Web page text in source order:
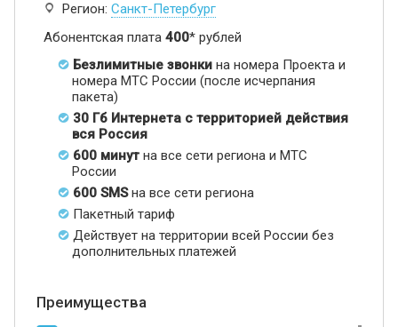
Регион: Санкт-Петербург
Абонентская плата 400* рублей
Безлимитные звонки на номера Проекта и
номера МТС России (после исчерпания
пакета)
30 Гб Интернета с территорией действия
вся Россия
600 минут на все сети региона и МТС
России
600 SMSна все сети региона
Пакетный тариф
Действует на территории всей России без
дополнительных платежей
Преимущества